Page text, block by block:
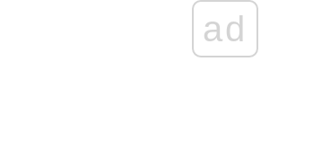
ad